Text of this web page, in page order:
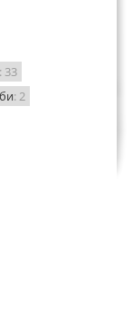
: 33
: 2